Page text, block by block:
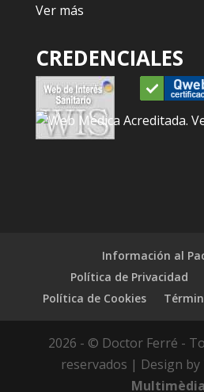
Ver más
CREDENCIALES
Información al
Política de Privacidad
Política de Cookies
2026 - © Doctor Ferré -
reservados | Design by